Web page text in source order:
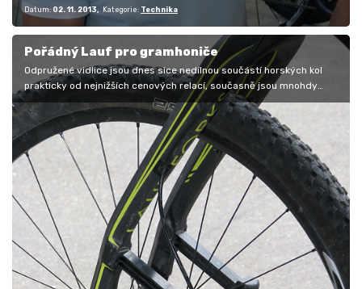
Datum: 02. 11. 2013 Kategorie: Technika
Pořádný Lauf pro gramhoniče
Odpružené vidlice jsou dnes sice nedílnou součástí horských kol
prakticky od nejnižších cenových relací, současně jsou mnohdy
trnem v oku…